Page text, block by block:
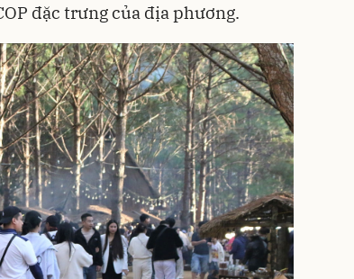
đặc trưng của địa phương.